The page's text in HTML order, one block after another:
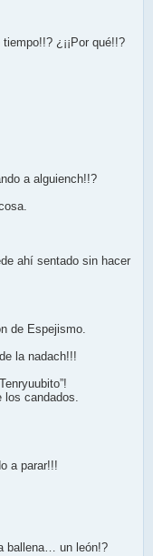
¿¡¡Por qué!!?
a alguiench!!?
ahí sentado sin hacer
de Espejismo.
de la nadach!!!
los candados.
a parar!!!
ballena… un león!?